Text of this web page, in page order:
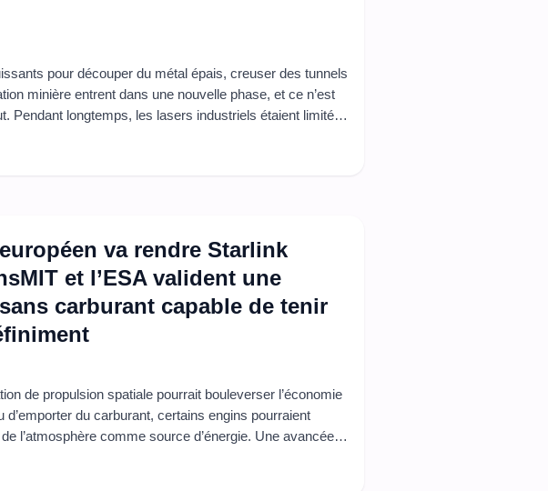
pour découper du métal épais, creuser des tunnels
minière entrent dans une nouvelle phase, et ce n’est
Pendant longtemps, les lasers industriels étaient limités
des systèmes dépassant les 100 kilowatts, l’industrie
va rendre Starlink
et l’ESA valident une
carburant capable de tenir
de propulsion spatiale pourrait bouleverser l’économie
d’emporter du carburant, certains engins pourraient
l’atmosphère comme source d’énergie. Une avancée
chaque kilogramme compte. Chaque litre de